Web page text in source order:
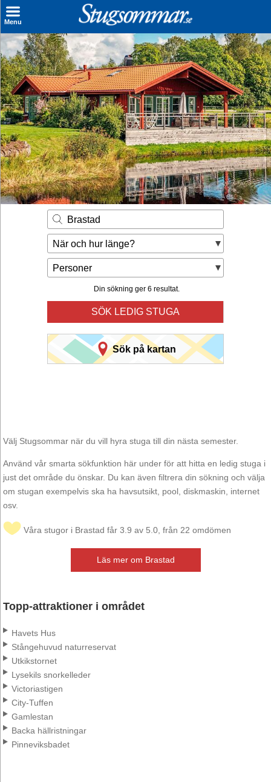
Menu
Sök stuga
Sista Minuten
Genvägar
Inspiration
Kontakt
Husägare
Se hur mycket du kan tjäna
Räkna ut din
hyresintäkt
Brastad
När och hur länge?
Personer
Din sökning ger 6 resultat.
SÖK LEDIG STUGA
Sök på kartan
Välj Stugsommar när du vill hyra stuga till din nästa semester.
Använd vår smarta sökfunktion här under för att hitta en ledig stuga i
just det område du önskar. Du kan även filtrera din sökning och välja
om stugan exempelvis ska ha havsutsikt, pool, diskmaskin, internet
osv.
Läs mer om Brastad
Våra stugor i Brastad får 3.9 av 5.0, från 22 omdömen
Topp-attraktioner i området
Havets Hus
Stångehuvud naturreservat
Utkikstornet
Lysekils snorkelleder
Victoriastigen
City-Tuffen
Gamlestan
Backa hällristningar
Pinneviksbadet